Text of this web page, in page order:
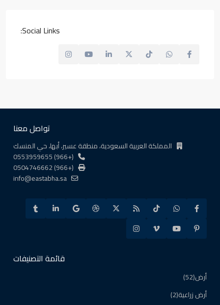
Social Links:
تواصل معنا
المملكة العربية السعودية، منطقة عسير، أبها، حي المنسك
(+966) 0553959655
(+966) 0504746662
info@eastabha.sa
قائمة التصنيفات
أرض(52)
أرض زراعية(2)